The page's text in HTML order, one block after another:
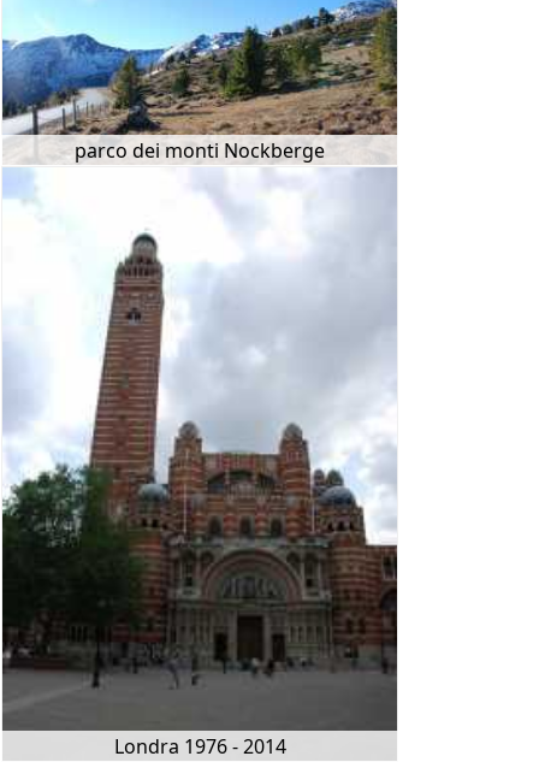
parco dei monti Nockberge
Londra 1976 - 2014